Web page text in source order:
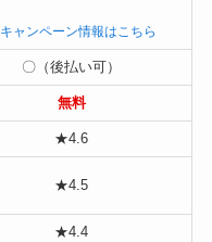
キャンペーン情報はこちら
〇（後払い可）
無料
★4.6
★4.5
★4.4